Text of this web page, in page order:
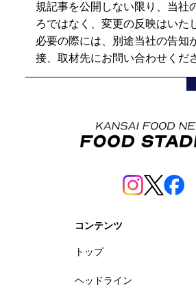
規記事を公開しない限り、当社
ろではなく、変更の反映はいた
必要の際には、別途当社の告知
接、取材先にお問い合わせくだ
コンテンツ
トップ
ヘッドライン